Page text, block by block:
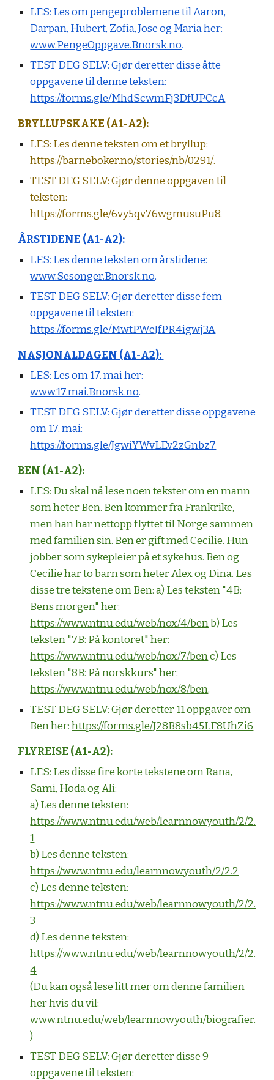
LES: Les om pengeproblemene til Aaron,
Darpan, Hubert, Zofia, Jose og Maria her:
www.PengeOppgave.Bnorsk.no.
TEST DEG SELV:Gjør deretter disse åtte
oppgavene til denne teksten:
https://forms.gle/MhdScwmFj3DfUPCcA
BRYLLUPSKAKE (A1-A2):
LES: Les denne teksten om et bryllup:
https://barneboker.no/stories/nb/0291/.
TEST DEG SELV:Gjør denne oppgaven til
teksten:
https://forms.gle/6vy5qv76wgmusuPu8.
ÅRSTIDENE (A1-A2):
LES: Les denne teksten om årstidene:
www.Sesonger.Bnorsk.no.
TEST DEG SELV:Gjør deretter disse fem
oppgavene til teksten:
https://forms.gle/MwtPWeJfPR4igwj3A
NASJONALDAGEN (A1-A2):
LES: Les om 17. mai her:
www.17.mai.Bnorsk.no.
TEST DEG SELV:Gjør deretter disse oppgavene
om 17. mai:
https://forms.gle/JgwiYWvLEv2zGnbz7
BEN (A1-A2):
LES: Du skal nå lese noen tekster om en mann
som heter Ben. Ben kommer fra Frankrike,
men han har nettopp flyttet til Norge sammen
med familien sin. Ben er gift med Cecilie. Hun
jobber som sykepleier på et sykehus. Ben og
Cecilie har to barn som heter Alex og Dina. Les
disse tre tekstene om Ben: a) Les teksten "4B:
Bens morgen" her:
https://www.ntnu.edu/web/nox/4/benb) Les
teksten "7B: På kontoret" her:
https://www.ntnu.edu/web/nox/7/benc) Les
teksten "8B: På norskkurs" her:
https://www.ntnu.edu/web/nox/8/ben.
TEST DEG SELV:Gjør deretter 11 oppgaver om
Ben her:https://forms.gle/J28B8sb45LF8UhZi6
FLYREISE (A1-A2):
LES: Les disse fire korte tekstene om Rana,
Sami, Hoda og Ali:
a) Les denne teksten:
https://www.ntnu.edu/web/learnnowyouth/2/2.
1
b) Les denne teksten:
https://www.ntnu.edu/learnnowyouth/2/2.2
c) Les denne teksten:
https://www.ntnu.edu/web/learnnowyouth/2/2.
3
d) Les denne teksten:
https://www.ntnu.edu/web/learnnowyouth/2/2.
4
(Du kan også lese litt mer om denne familien
her hvis du vil:
www.ntnu.edu/web/learnnowyouth/biografier.
)
TEST DEG SELV:Gjør deretter disse 9
oppgavene til teksten: